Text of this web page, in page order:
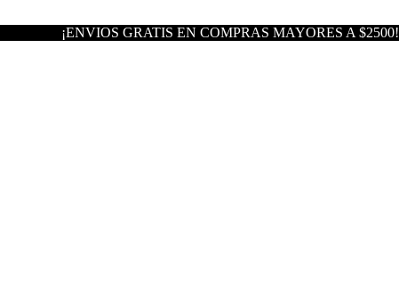
¡ENVIOS GRATIS EN COMPRAS MAYORES A $2500!